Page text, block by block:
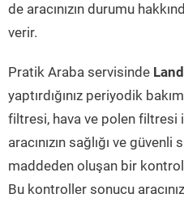
de aracınızın durumu
verir.
Pratik Araba servisinde
yaptırdığınız periyodik
filtresi, hava ve polen filtresi
aracınızın sağlığı ve
maddeden oluşan bir kontrol
Bu kontroller sonucu